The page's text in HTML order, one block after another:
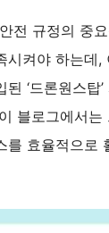
전 규정의 중
켜야 하는데
‘드론원스탑
블로그에서
효율적으로